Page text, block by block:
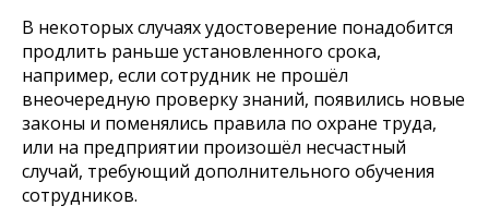
В некоторых случаях удостоверение понадобится
продлить раньше установленного срока,
например, если сотрудник не прошёл
внеочередную проверку знаний, появились новые
законы и поменялись правила по охране труда,
или на предприятии произошёл несчастный
случай, требующий дополнительного обучения
сотрудников.